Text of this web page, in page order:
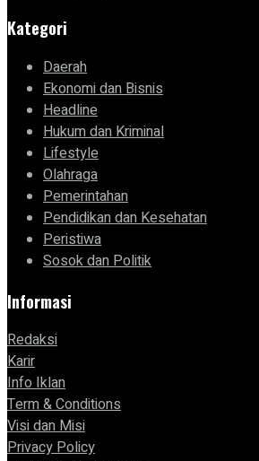
Kategori
Daerah
Ekonomi dan Bisnis
Headline
Hukum dan Kriminal
Lifestyle
Olahraga
Pemerintahan
Pendidikan dan Kesehatan
Peristiwa
Sosok dan Politik
Informasi
Redaksi
Karir
Info Iklan
Term & Conditions
Visi dan Misi
Privacy Policy